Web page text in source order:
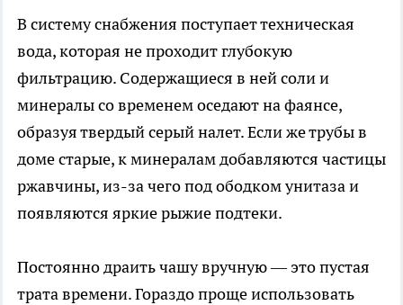
В систему снабжения поступает техническая
вода, которая не проходит глубокую
фильтрацию. Содержащиеся в ней соли и
минералы со временем оседают на фаянсе,
образуя твердый серый налет. Если же трубы в
доме старые, к минералам добавляются частицы
ржавчины, из-за чего под ободком унитаза и
появляются яркие рыжие подтеки.
Постоянно драить чашу вручную — это пустая
трата времени. Гораздо проще использовать